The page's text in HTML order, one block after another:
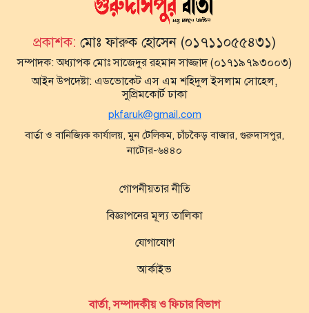
প্রকাশক: মোঃ ফারুক হোসেন (০১৭১১০৫৫৪৩১)
সম্পাদক:অধ্যাপক মোঃ সাজেদুর রহমান সাজ্জাদ (০১৭১৯৭৯৩০০৩)
আইন উপদেষ্টা: এডভোকেট এস এম শহিদুল ইসলাম সোহেল,
সুপ্রিমকোর্ট ঢাকা
pkfaruk@gmail.com
বার্তা ও বানিজ্যিক কার্যালয়, মুন টেলিকম, চাঁচকৈড় বাজার, গুরুদাসপুর,
নাটোর-৬৪৪০
গোপনীয়তার নীতি
বিজ্ঞাপনের মূল্য তালিকা
যোগাযোগ
আর্কাইভ
বার্তা, সম্পাদকীয় ও ফিচার বিভাগ